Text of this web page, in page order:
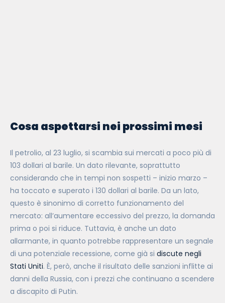
Cosa aspettarsi nei prossimi mesi
Il petrolio, al 23 luglio, si scambia sui mercati a poco più di
103 dollari al barile. Un dato rilevante, soprattutto
considerando che in tempi non sospetti – inizio marzo –
ha toccato e superato i 130 dollari al barile. Da un lato,
questo è sinonimo di corretto funzionamento del
mercato: all’aumentare eccessivo del prezzo, la domanda
prima o poi si riduce. Tuttavia, è anche un dato
allarmante, in quanto potrebbe rappresentare un segnale
di una potenziale recessione, come già si discute negli
Stati Uniti. È, però, anche il risultato delle sanzioni inflitte ai
danni della Russia, con i prezzi che continuano a scendere
a discapito di Putin.